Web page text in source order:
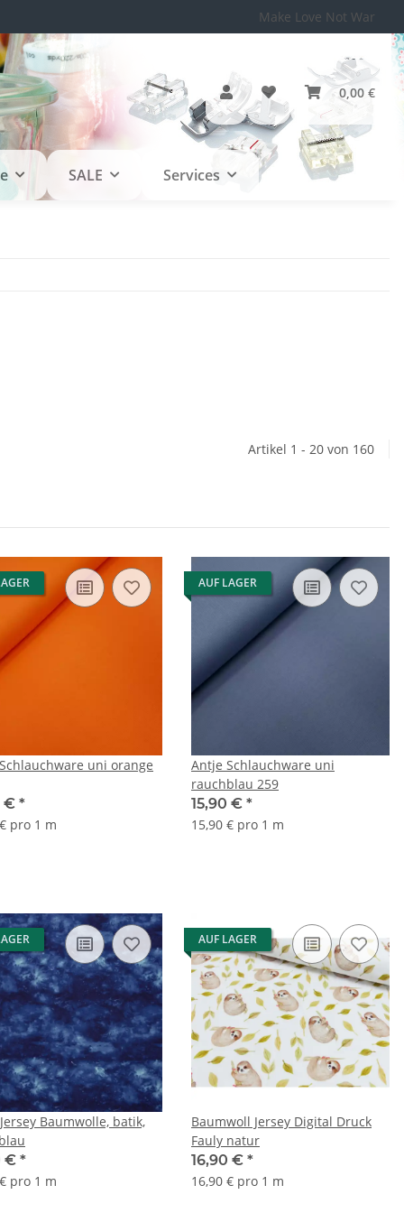
Make Love Not War
0,00 €
SALE Services
Artikel 1 - 20 von 160
uni orange
€ *
pro 1 m
AUF LAGER
Antje Schlauchware uni
rauchblau 259
15,90 € *
15,90 € pro 1 m
Baumwolle, batik,
€ *
pro 1 m
AUF LAGER
Baumwoll Jersey Digital Druck
Fauly natur
16,90 € *
16,90 € pro 1 m